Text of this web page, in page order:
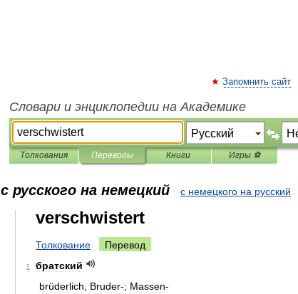
Запомнить сайт
Словари и энциклопедии на Академике
Толкования Переводы Книги Игры ⚽
с русского на немецкий с немецкого на русский
verschwistert
Толкование Перевод
1
братский
brüderlich
Bruder-; Massen-